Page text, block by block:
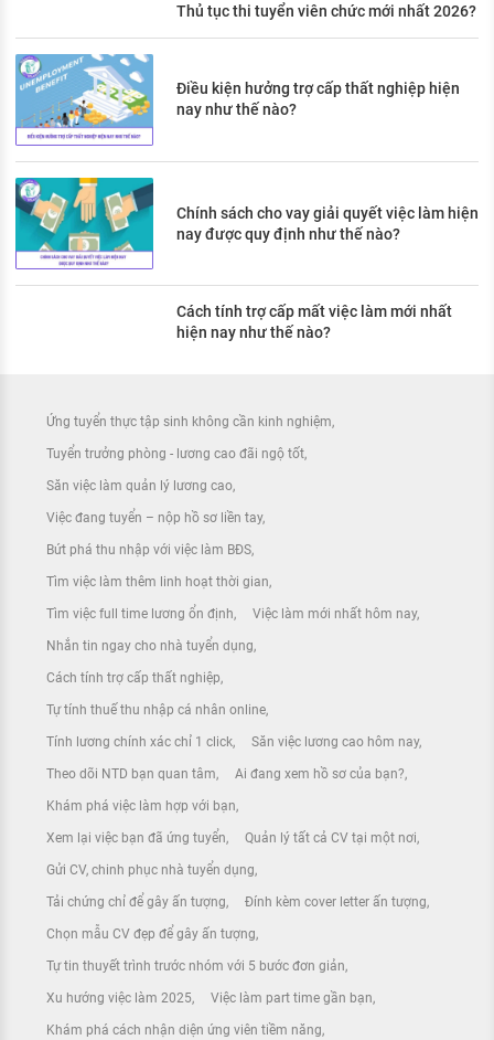
Thủ tục thi tuyển viên chức mới nhất 2026?
Điều kiện hưởng trợ cấp thất nghiệp hiện
nay như thế nào?
Chính sách cho vay giải quyết việc làm hiện
nay được quy định như thế nào?
Cách tính trợ cấp mất việc làm mới nhất
hiện nay như thế nào?
Ứng tuyển thực tập sinh không cần kinh nghiệm
Tuyển trưởng phòng - lương cao đãi ngộ tốt
Săn việc làm quản lý lương cao
Việc đang tuyển – nộp hồ sơ liền tay
Bứt phá thu nhập với việc làm BĐS
Tìm việc làm thêm linh hoạt thời gian
Tìm việc full time lương ổn định Việc làm mới nhất hôm nay
Nhắn tin ngay cho nhà tuyển dụng
Cách tính trợ cấp thất nghiệp
Tự tính thuế thu nhập cá nhân online
Tính lương chính xác chỉ 1 click Săn việc lương cao hôm nay
Theo dõi NTD bạn quan tâm Ai đang xem hồ sơ của bạn?
Khám phá việc làm hợp với bạn
Xem lại việc bạn đã ứng tuyển Quản lý tất cả CV tại một nơi
Gửi CV, chinh phục nhà tuyển dụng
Tải chứng chỉ để gây ấn tượng Đính kèm cover letter ấn tượng
Chọn mẫu CV đẹp để gây ấn tượng
Tự tin thuyết trình trước nhóm với 5 bước đơn giản
Xu hướng việc làm 2025 Việc làm part time gần bạn
Khám phá cách nhận diện ứng viên tiềm năng